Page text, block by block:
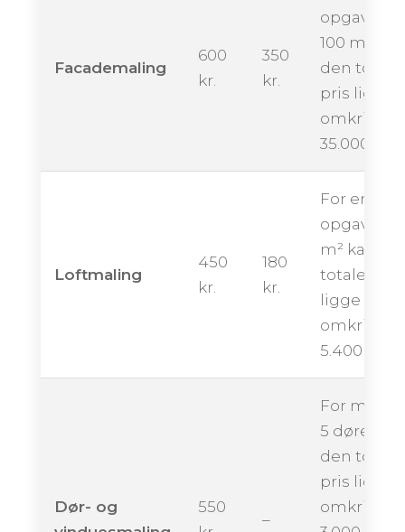
Facademaling
600
kr.
350
kr.
opgave på
100 m² kan
den totale
pris ligge
omkring
35.000
Loftmaling
450
kr.
180
kr.
For en
opgave på
m² kan
totale pris
ligge
omkring
5.400
Dør- og
550
–
For
5 døre kan
den totale
pris ligge
omkring